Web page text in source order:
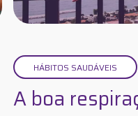
HÁBITOS SAUDÁVEIS
A boa